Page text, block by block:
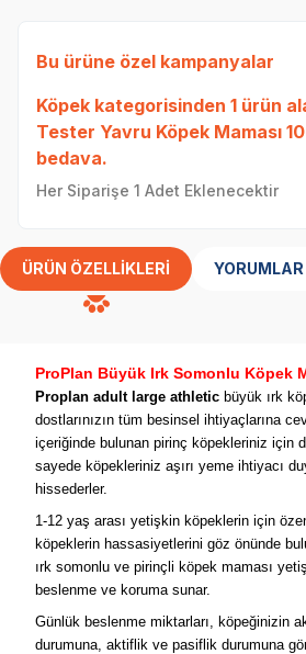
Bu ürüne özel kampanyalar
Köpek kategorisinden 1 ürün
Tester Yavru Köpek Maması
bedava.
Her Siparişe 1 Adet Eklenecektir
ÜRÜN ÖZELLIKLERI
ProPlan Büyük Irk Somonlu Köpek
Proplan adult large athletic büyük ırk
dostlarınızın tüm besinsel ihtiyaçlarına
içeriğinde bulunan pirinç köpekleriniz için
sayede köpekleriniz aşırı yeme ihtiyacı
hissederler.
1-12 yaş arası yetişkin köpeklerin için
köpeklerin hassasiyetlerini göz önünde
ırk somonlu ve pirinçli köpek maması
beslenme ve koruma sunar.
Günlük beslenme miktarları, köpeğinizin
durumuna, aktiflik ve pasiflik durumuna